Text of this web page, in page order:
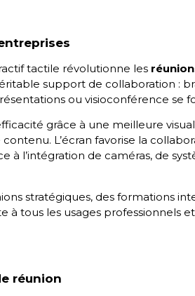
tactile révolutionne les
support de collaboration :
ou visioconférence se
grâce à une meilleure
L’écran favorise la
à l’intégration de caméras, de
stratégiques, des formations
à tous les usages
réunion